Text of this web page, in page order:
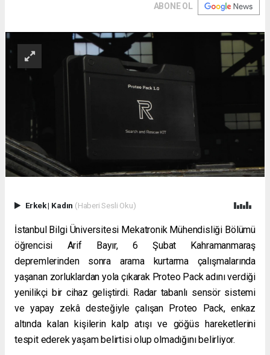
ABONE OL
Erkek| Kadın (Haberi Sesli Oku)
İstanbul Bilgi Üniversitesi Mekatronik Mühendisliği Bölümü
öğrencisi Arif Bayır,6 Şubat Kahramanmaraş
depremlerinden sonra arama kurtarma çalışmalarında
yaşanan zorluklardan yola çıkarak Proteo Pack adını verdiği
yenilikçi bir cihaz geliştirdi. Radar tabanlı sensör sistemi
ve yapay zekâ desteğiyle çalışan Proteo Pack, enkaz
altında kalan kişilerin kalp atışı ve göğüs hareketlerini
tespit ederek yaşam belirtisi olup olmadığını belirliyor.